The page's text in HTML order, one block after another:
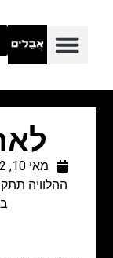
מאי 10, 2012